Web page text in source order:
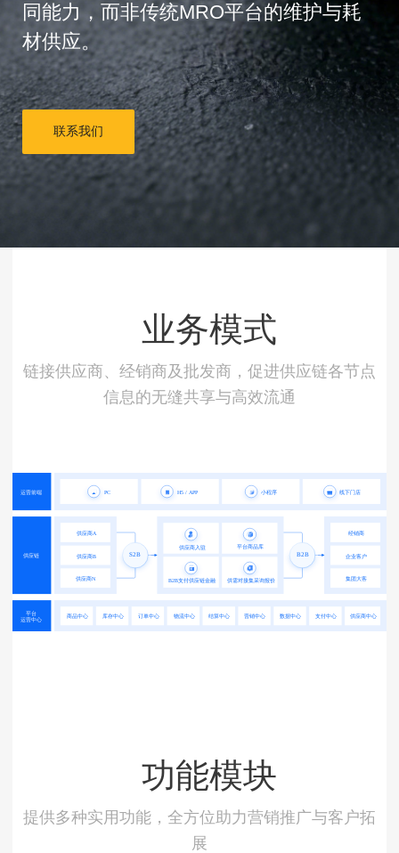
同能力，而非传统MRO平台的维护与耗
材供应。
联系我们
业务模式
链接供应商、经销商及批发商，促进供应链各节点
信息的无缝共享与高效流通
功能模块
提供多种实用功能，全方位助力营销推广与客户拓
展